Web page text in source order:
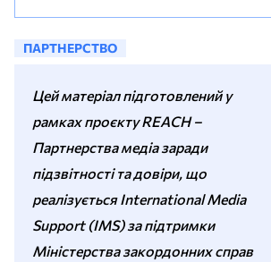
ПАРТНЕРСТВО
Цей матеріал підготовлений у
рамках проєкту REACH –
Партнерства медіа заради
підзвітності та довіри, що
реалізується International Media
Support (IMS) за підтримки
Міністерства закордонних справ